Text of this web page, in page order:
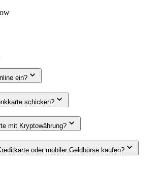
ein?
schicken?
mit Kryptowährung?
oder mobiler Geldbörse kaufen?